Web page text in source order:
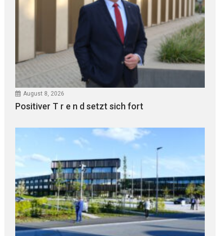
August 8, 2026
Positiver T r e n d setzt sich fort